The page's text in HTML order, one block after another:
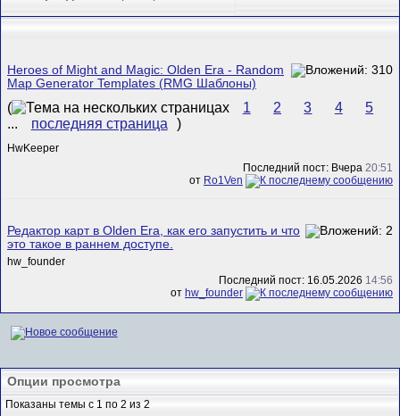
Heroes of Might and Magic: Olden Era - Random
Map Generator Templates (RMG Шаблоны)
( 1 2 3 4
5
...
последняя страница )
HwKeeper
Последний пост: Вчера 20:51
от Ro1Ven
Редактор карт в Olden Era, как его запустить и что
это такое в раннем доступе.
hw_founder
Последний пост: 16.05.2026 14:56
от hw_founder
Опции просмотра
Показаны темы с 1 по 2 из 2